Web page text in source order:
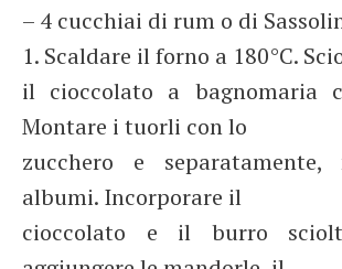
– 4 cucchiai di rum o di
1. Scaldare il forno a 180°C.
il cioccolato a bagnomaria
Montare i tuorli con lo
zucchero e
albumi. Incorporare il
cioccolato e il burro